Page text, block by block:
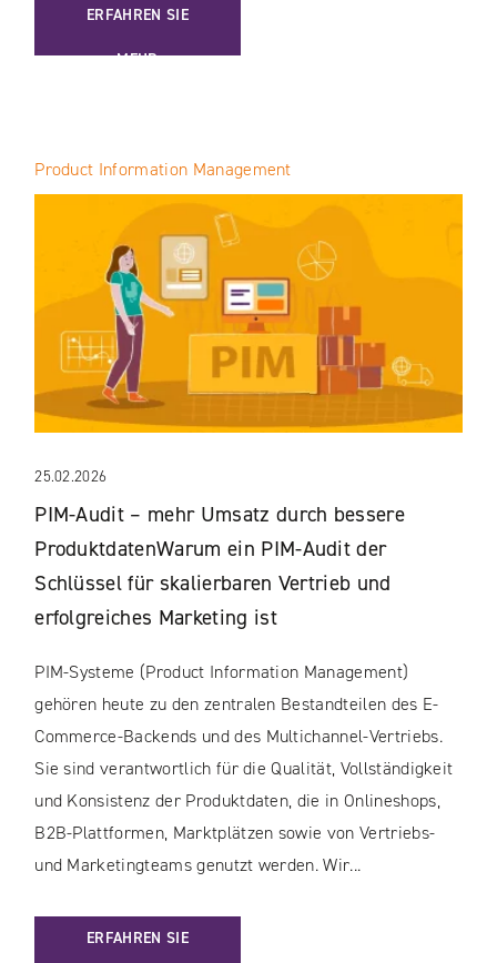
ERFAHREN SIE
MEHR
: DIGITALISIERUNG DES B2B-VERTRIEBS IN
25.02.2026
PIM-Audit – mehr Umsatz durch bessere
ProduktdatenWarum ein PIM-Audit der
Schlüssel für skalierbaren Vertrieb und
erfolgreiches Marketing ist
Product Information Management
PIM-Systeme (Product Information Management)
gehören heute zu den zentralen Bestandteilen des E-
Commerce-Backends und des Multichannel-Vertriebs.
Sie sind verantwortlich für die Qualität, Vollständigkeit
und Konsistenz der Produktdaten, die in Onlineshops,
B2B-Plattformen, Marktplätzen sowie von Vertriebs-
und Marketingteams genutzt werden. Wir...
ERFAHREN SIE
: PIM-AUDIT – MEHR UMSATZ DURCH BESSERE